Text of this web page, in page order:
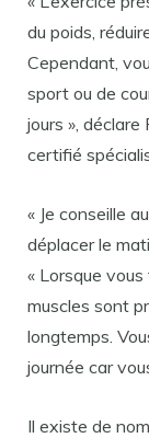
du poids,
Cependant,
sport ou de
jours »,
certifié
« Je conseille
déplacer le
« Lorsque
muscles sont
longtemps.
journée car
Il existe de